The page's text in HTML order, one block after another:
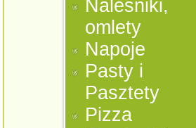
Naleśniki,
omlety
Napoje
Pasty i
Pasztety
Pizza